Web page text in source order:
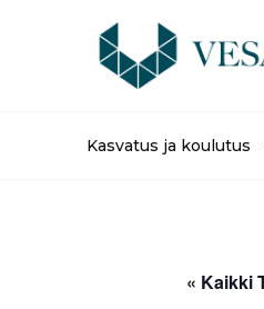
Kasvatus ja koulutus
« Kaikki